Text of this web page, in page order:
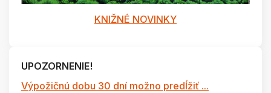
KNIŽNÉ NOVINKY
UPOZORNENIE!
Výpožičnú dobu 30 dní možno predĺžiť ...